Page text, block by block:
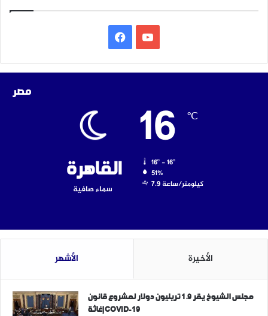
فيسبوك‫YouTube
مصر
القاهرة
سماء صافية
16 ℃
16º - 16º
51%
7.9 كيلومتر/ساعة
الأشهر الأخيرة
مجلس الشيوخ يقر 1.9 تريليون دولار لمشروع قانون
إغاثة COVID-19